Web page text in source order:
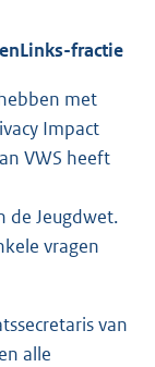
fractie
met
Impact
VWS heeft
de Jeugdwet.
vragen
van
alle